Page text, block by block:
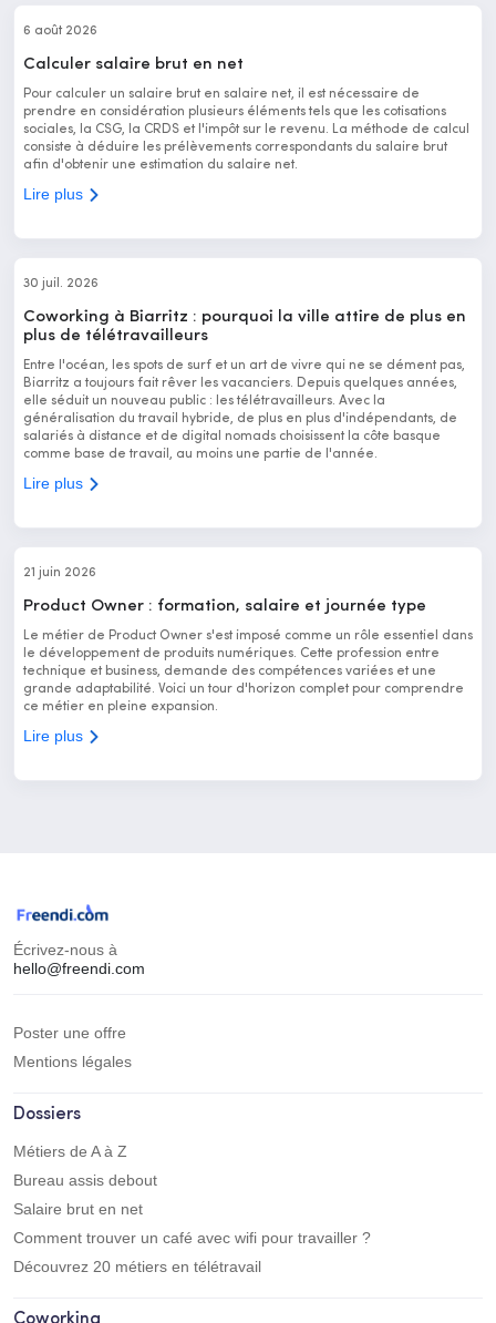
6 août 2026
Calculer salaire brut en net
Pour calculer un salaire brut en salaire net, il est nécessaire de
prendre en considération plusieurs éléments tels que les cotisations
sociales, la CSG, la CRDS et l'impôt sur le revenu. La méthode de calcul
consiste à déduire les prélèvements correspondants du salaire brut
afin d'obtenir une estimation du salaire net.
Lire plus
30 juil. 2026
Coworking à Biarritz : pourquoi la ville attire de plus en
plus de télétravailleurs
Entre l'océan, les spots de surf et un art de vivre qui ne se dément pas,
Biarritz a toujours fait rêver les vacanciers. Depuis quelques années,
elle séduit un nouveau public : les télétravailleurs. Avec la
généralisation du travail hybride, de plus en plus d'indépendants, de
salariés à distance et de digital nomads choisissent la côte basque
comme base de travail, au moins une partie de l'année.
Lire plus
21 juin 2026
Product Owner : formation, salaire et journée type
Le métier de Product Owner s'est imposé comme un rôle essentiel dans
le développement de produits numériques. Cette profession entre
technique et business, demande des compétences variées et une
grande adaptabilité. Voici un tour d'horizon complet pour comprendre
ce métier en pleine expansion.
Lire plus
Écrivez-nous à
hello@freendi.com
Poster une offre
Mentions légales
Dossiers
Métiers de A à Z
Bureau assis debout
Salaire brut en net
Comment trouver un café avec wifi pour travailler ?
Découvrez 20 métiers en télétravail
Coworking